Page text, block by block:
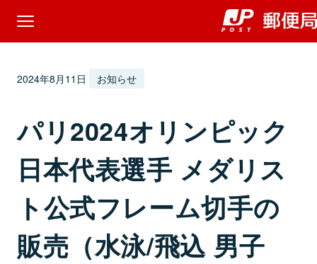
2024年8月11日 お知らせ
パリ2024オリンピック
日本代表選手 メダリス
ト公式フレーム切手の
販売（水泳/飛込 男子